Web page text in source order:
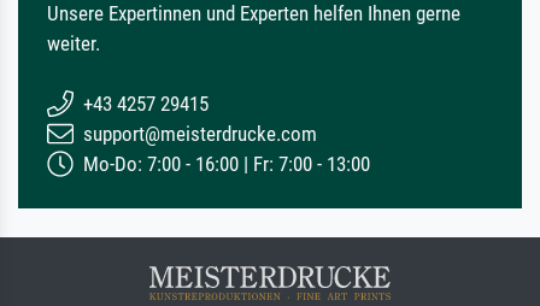
Unsere Expertinnen und Experten helfen Ihnen gerne
weiter.
+43 4257 29415
support@meisterdrucke.com
Mo-Do: 7:00 - 16:00 | Fr: 7:00 - 13:00